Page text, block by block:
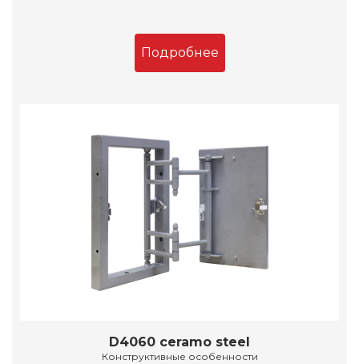
Подробнее
D4060 ceramo steel
Конструктивные особенности